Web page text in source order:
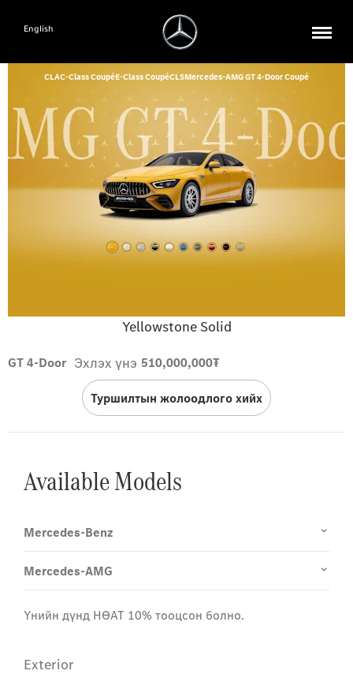
English
Yellowstone Solid
CLAC-Class CoupéE-Class CoupéCLSMercedes-AMG GT 4-Door Coupé
GT 4-Door Эхлэх үнэ 510,000,000₮
Туршилтын жолоодлого хийх
Available Models
Mercedes-Benz
Mercedes-AMG
Үнийн дүнд НӨАТ 10% тооцсон болно.
Exterior